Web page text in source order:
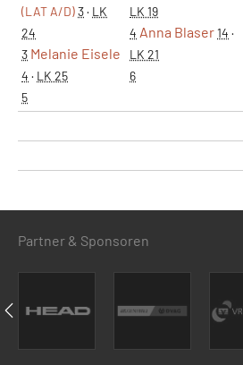
(LAT A/D)3· LK
24
3 Melanie Eisele
4 · LK 25
5
LK 19
4 Anna Blaser14 ·
LK 21
6
Partner & Sponsoren